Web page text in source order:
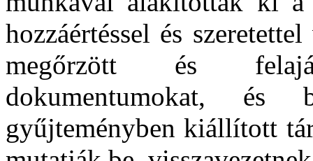
hozzáértéssel és
megőrzött és
dokumentumokat,
gyűjteményben kiállított